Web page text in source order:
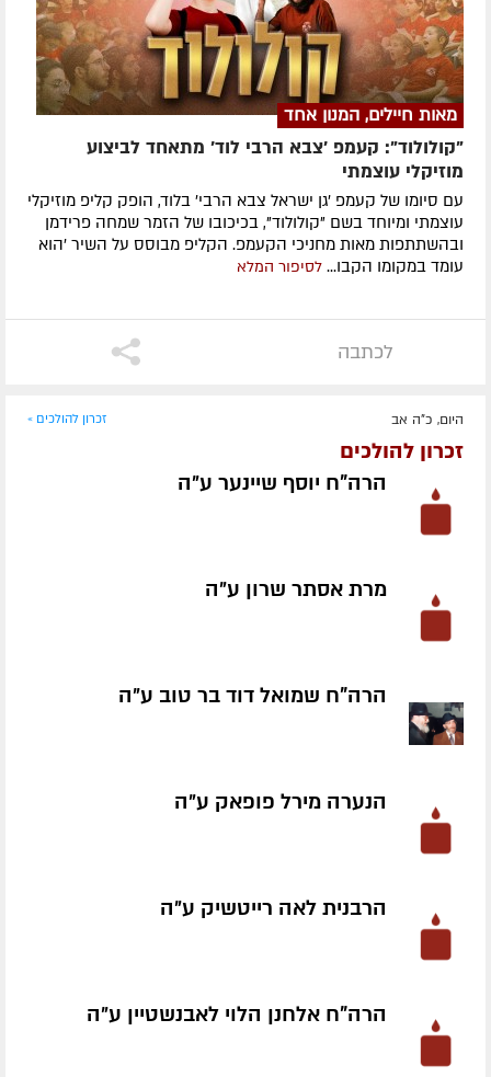
מאות חיילים, המנון אחד
"קולולוד": קעמפ 'צבא הרבי לוד' מתאחד לביצוע
מוזיקלי עוצמתי
עם סיומו של קעמפ 'גן ישראל צבא הרבי' בלוד, הופק קליפ מוזיקלי
עוצמתי ומיוחד בשם "קולולוד", בכיכובו של הזמר שמחה פרידמן
ובהשתתפות מאות מחניכי הקעמפ. הקליפ מבוסס על השיר 'הוא
עומד במקומו הקבו... לסיפור המלא
לכתבה
היום, כ"ה אב זכרון להולכים »
זכרון להולכים
הרה"ח יוסף שיינער ע״ה
מרת אסתר שרון ע״ה
הרה"ח שמואל דוד בר טוב ע״ה
הנערה מירל פופאק ע״ה
הרבנית לאה רייטשיק ע״ה
הרה"ח אלחנן הלוי לאבנשטיין ע״ה